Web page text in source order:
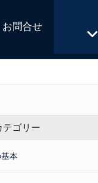
お問合せ
テゴリー
本